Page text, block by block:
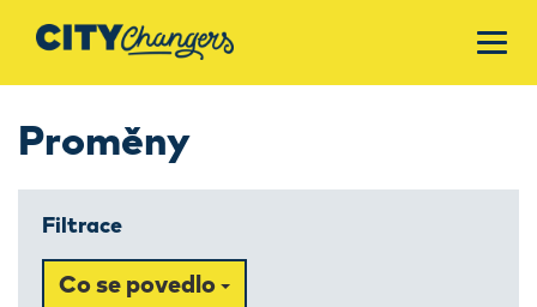
Proměny
Filtrace
Co se povedlo